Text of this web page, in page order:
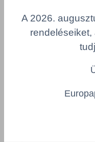
grid.filter.title.mobile
A 2026.